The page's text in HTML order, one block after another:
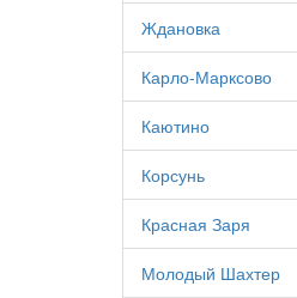
Ждановка
Карло-Марксово
Каютино
Корсунь
Красная Заря
Молодый Шахтер